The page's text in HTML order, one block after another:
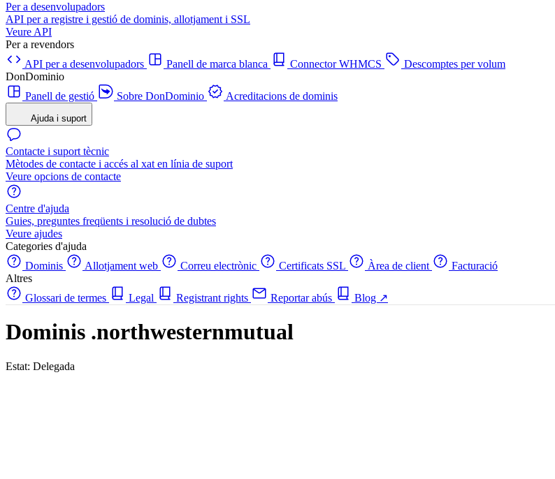
Per a desenvolupadors
API per a registre i gestió de dominis, allotjament i SSL
Veure API
Per a revendors
API per a desenvolupadors
Panell de marca blanca Connector WHMCS
Descomptes per volum
DonDominio
Panell de gestió
Sobre DonDominio Acreditacions de dominis
Ajuda i suport
Contacte i suport tècnic
Mètodes de contacte i accés al xat en línia de suport
Veure opcions de contacte
Centre d'ajuda
Guies, preguntes freqüents i resolució de dubtes
Veure ajudes
Categories d'ajuda
Dominis
Allotjament web Correu electrònic Certificats SSL Àrea de client
Facturació
Altres
Glossari de termes
Legal Registrant rights Reportar abús Blog ↗
Dominis .northwesternmutual
Estat: Delegada